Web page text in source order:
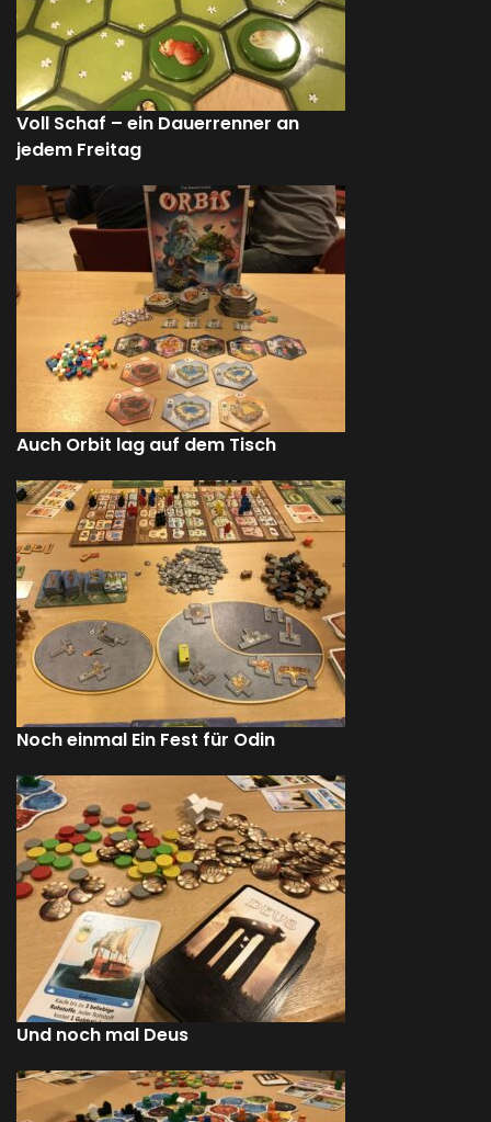
Voll Schaf – ein Dauerrenner an
jedem Freitag
Auch Orbit lag auf dem Tisch
Noch einmal Ein Fest für Odin
Und noch mal Deus